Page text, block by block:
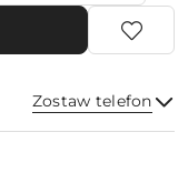
Zostaw telefon